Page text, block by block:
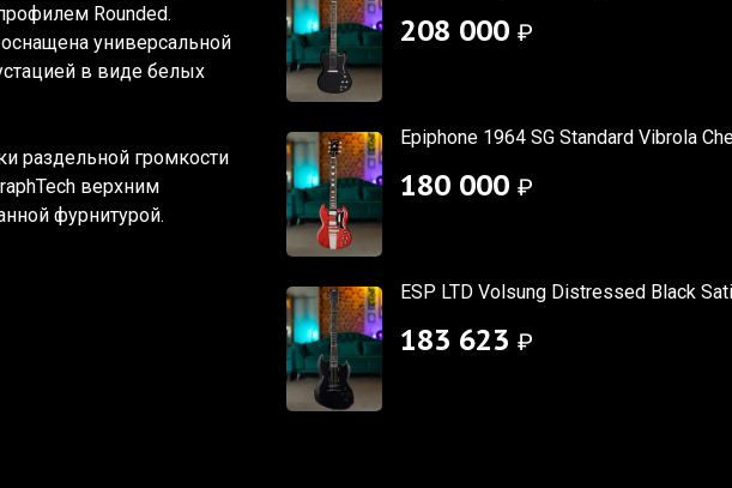
Rounded.
универсальной
в виде белых
раздельной громкости
верхним
фурнитурой.
208 000 ₽
Epiphone 1964 SG Standard Vibrola
180 000 ₽
ESP LTD Volsung Distressed Black
183 623 ₽